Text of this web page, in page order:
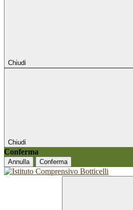
Chiudi
Chiudi
Conferma
Annulla Conferma